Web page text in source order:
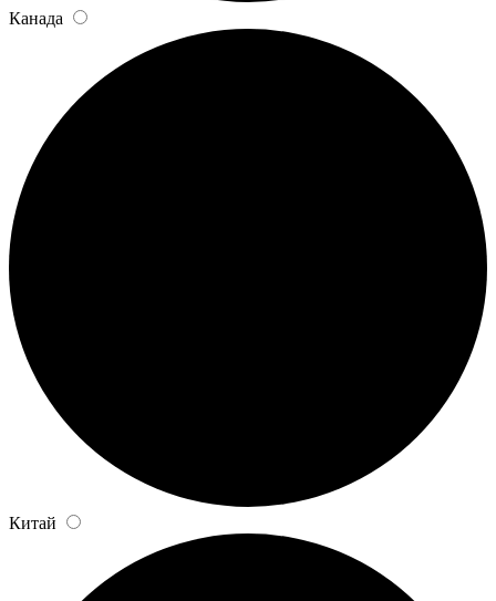
Канада
Китай